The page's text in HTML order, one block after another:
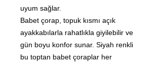
uyum sağlar.
Babet çorap, topuk kısmı açık
ayakkabılarla rahatlıkla giyilebilir ve
gün boyu konfor sunar. Siyah renkli
bu toptan babet çoraplar her